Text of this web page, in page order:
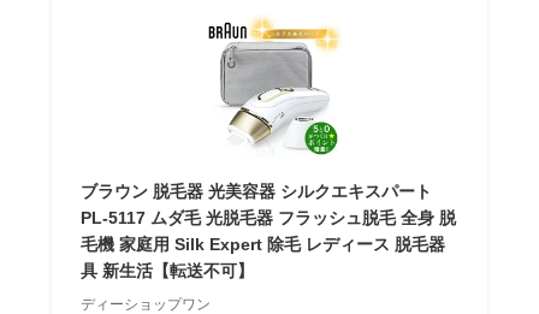
ブラウン 脱毛器 光美容器 シルクエキスパート
PL-5117 ムダ毛 光脱毛器 フラッシュ脱毛 全身 脱
毛機 家庭用 Silk Expert 除毛 レディース 脱毛器
具 新生活【転送不可】
ディーショップワン